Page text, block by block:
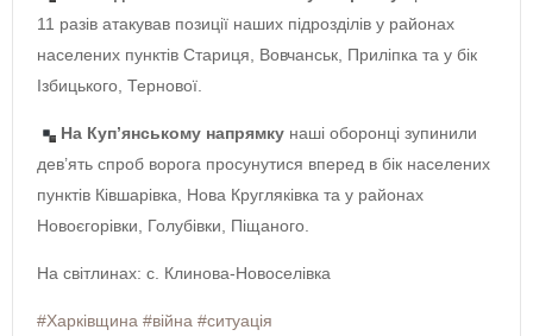
11 разів атакував позиції наших підрозділів у районах
населених пунктів Стариця, Вовчанськ, Приліпка та у бік
Ізбицького, Тернової.
На Куп’янському напрямкунаші оборонці зупинили
дев’ять спроб ворога просунутися вперед в бік населених
пунктів Ківшарівка, Нова Кругляківка та у районах
Новоєгорівки, Голубівки, Піщаного.
На світлинах: с. Клинова-Новоселівка
#Харківщина #війна #ситуація